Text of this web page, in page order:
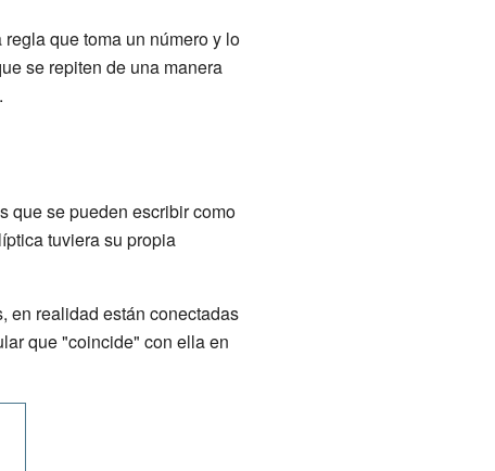
que toma un número y lo
se repiten de una manera
que se pueden escribir como
tuviera su propia
en realidad están conectadas
que "coincide" con ella en